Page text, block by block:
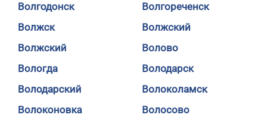
Волгодонск
Волгореченск
Волжск
Волжский
Волжский
Волово
Вологда
Володарск
Володарский
Волоколамск
Волоконовка
Волосово